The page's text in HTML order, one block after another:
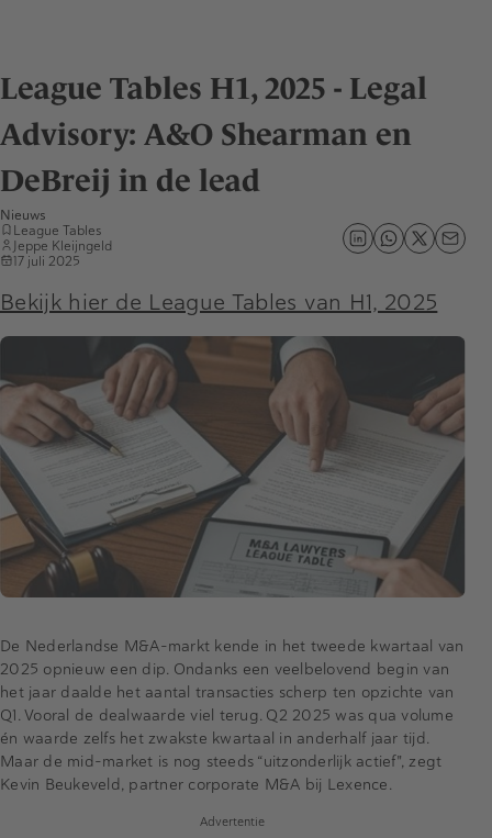
League Tables H1, 2025 - Legal
Advisory: A&O Shearman en
DeBreij in de lead
Nieuws
League Tables
Jeppe Kleijngeld
17 juli 2025
Bekijk hier de League Tables van H1, 2025
De Nederlandse M&A-markt kende in het tweede kwartaal van
2025 opnieuw een dip. Ondanks een veelbelovend begin van
het jaar daalde het aantal transacties scherp ten opzichte van
Q1. Vooral de dealwaarde viel terug. Q2 2025 was qua volume
én waarde zelfs het zwakste kwartaal in anderhalf jaar tijd.
Maar de mid-market is nog steeds “uitzonderlijk actief", zegt
Kevin Beukeveld, partner corporate M&A bij Lexence.
Advertentie